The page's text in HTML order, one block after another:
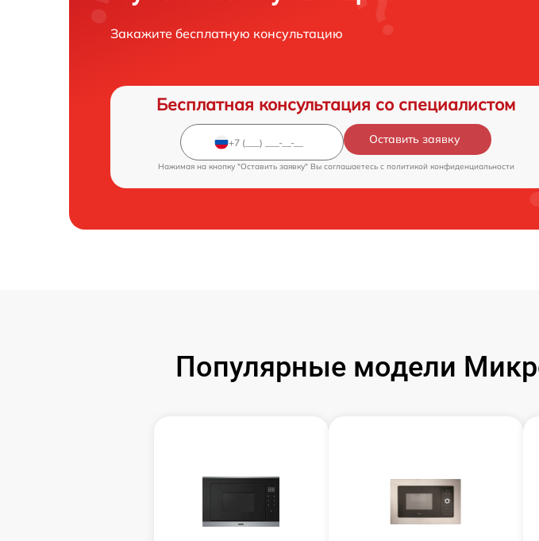
Закажите бесплатную консультацию
Бесплатная консультация со специалистом
Оставить заявку
Нажимая на кнопку "Оставить заявку" Вы соглашаетесь c политикой конфиденциальности
Популярные модели